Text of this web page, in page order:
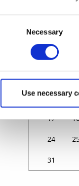
Necessary
Use necessary
MÅN
27
3 4
10
17
24
31